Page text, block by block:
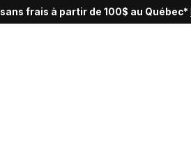
sans frais à partir de 100$ au Québec*